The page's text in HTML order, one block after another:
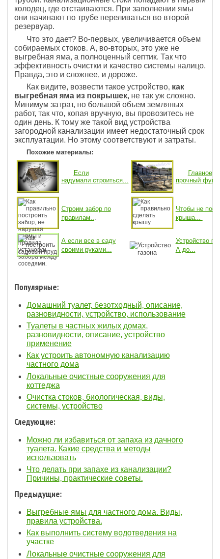
колодец, где отстаиваются. При заполнении ямы
они начинают по трубе переливаться во второй
резервуар.
Что это дает? Во-первых, увеличивается объем
собираемых стоков. А, во-вторых, это уже не
выгребная яма, а полноценный септик. Так что
эффективность очистки и качество системы налицо.
Правда, это и сложнее, и дороже.
Как видите, возвести такое устройство, как
выгребная яма из покрышек, не так уж сложно.
Минимум затрат, но большой объем земляных
работ, так что, копая вручную, вы провозитесь не
один день. К тому же такой вид устройства
загородной канализации имеет недостаточный срок
эксплуатации. Но этому соответствуют и затраты.
Похожие материалы:
Если
надумали строиться...
Главное
прочный
Строим забор по
правилам..
Чтобы не
крыша...
А если все в саду
своими руками...
Устройство
А до...
Популярные:
Домашний туалет, безотходный, описание,
разновидности, устройство, использование
Туалеты в частных жилых домах,
разновидности, описание, устройство
применение
Как устроить автономную канализацию
частного дома
Локальные очистные сооружения для
коттеджа
Очистка стоков, биологическая, виды,
системы, устройство
Следующие:
Можно ли избавиться от запаха из дачного
туалета. Какие средства и методы
использовать
Что делать при запахе из канализации?
Причины, практические советы.
Предыдущие:
Выгребные ямы для частного дома. Виды,
правила устройства.
Как выполнить систему водотведения на
участке
Локальные очистные сооружения для